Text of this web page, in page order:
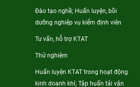
Đào tạo nghề; Huấn luyện, bồi
dưỡng nghiệp vụ kiểm định viên
Tư vấn, hỗ trợ KTAT
Thử nghiệm
Huấn luyện KTAT trong hoạt động
kinh doanh khí; Tập huấn tải vận